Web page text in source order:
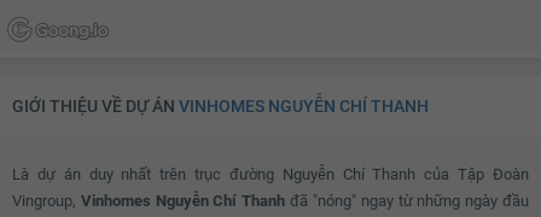
GIỚI THIỆU VỀ DỰ ÁN VINHOMES NGUYỄN CHÍ THANH
Là dự án duy nhất trên trục đường Nguyễn Chí Thanh của Tập Đoàn
Vingroup, Vinhomes Nguyễn Chí Thanh đã "nóng" ngay từ những ngày đầu